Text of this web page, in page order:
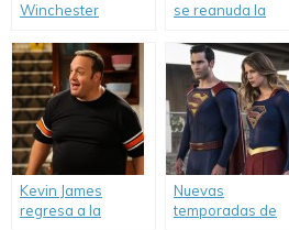
Winchester
Channel.
se reanuda la
Cielo y el Infierno
con la décima
temporada de
«Supernatural».
Kevin James
regresa a la
Nuevas
temporadas de